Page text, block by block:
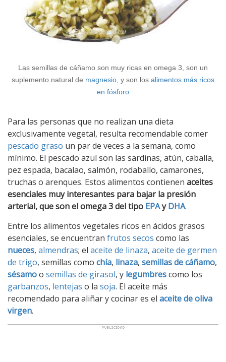
Las semillas de cáñamo son muy ricas en omega 3, son un
suplemento natural de magnesio, y son los alimentos más ricos
en fósforo
Para las personas que no realizan una dieta
exclusivamente vegetal, resulta recomendable comer
pescado graso un par de veces a la semana, como
mínimo. El pescado azul son las sardinas, atún, caballa,
pez espada, bacalao, salmón, rodaballo, camarones,
truchas o arenques. Estos alimentos contienen aceites
esenciales muy interesantes para bajar la presión
arterial, que son el omega 3 del tipo EPAyDHA.
Entre los alimentos vegetales ricos en ácidos grasos
esenciales, se encuentran frutos secos como las
nueces, almendras; el aceite de linaza, aceite de germen
de trigo, semillas como chía, linaza, semillas de cáñamo,
sésamoo semillas de girasol, y legumbrescomo los
garbanzos, lentejas o la soja. El aceite más
recomendado para aliñar y cocinar es el aceite de oliva
virgen.